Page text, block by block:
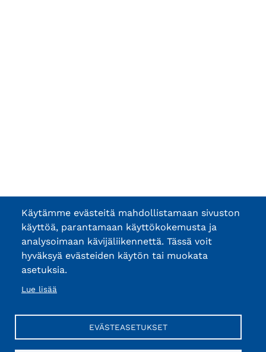
Käytämme evästeitä mahdollistamaan sivuston
käyttöä, parantamaan käyttökokemusta ja
analysoimaan kävijäliikennettä. Tässä voit
hyväksyä evästeiden käytön tai muokata
asetuksia.
Lue lisää
EVÄSTEASETUKSET